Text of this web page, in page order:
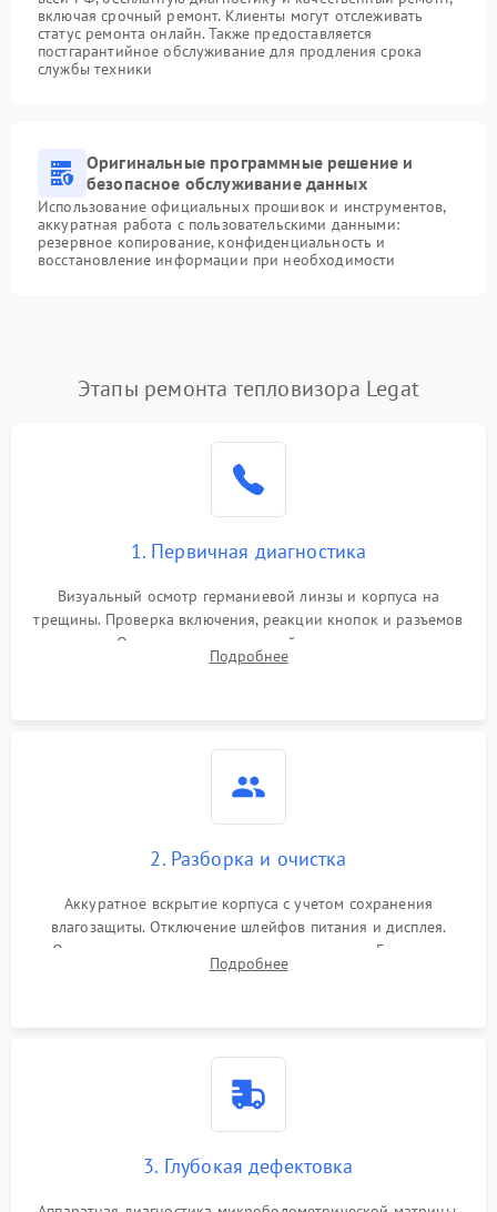
включая срочный ремонт. Клиенты могут отслеживать
статус ремонта онлайн. Также предоставляется
постгарантийное обслуживание для продления срока
службы техники
Оригинальные программные решение и
безопасное обслуживание данных
Использование официальных прошивок и инструментов,
аккуратная работа с пользовательскими данными:
резервное копирование, конфиденциальность и
восстановление информации при необходимости
Этапы ремонта тепловизора Legat
1. Первичная диагностика
Визуальный осмотр германиевой линзы и корпуса на
трещины. Проверка включения, реакции кнопок и разъемов
зарядки. Оценка вывода тепловой сигнатуры на экран,
проверка базовых функций и считывание системных
Подробнее
2. Разборка и очистка
Аккуратное вскрытие корпуса с учетом сохранения
влагозащиты. Отключение шлейфов питания и дисплея.
Очистка внутренних плат от окислов и пыли. Бережная
обработка германиевого объектива специализированными
Подробнее
3. Глубокая дефектовка